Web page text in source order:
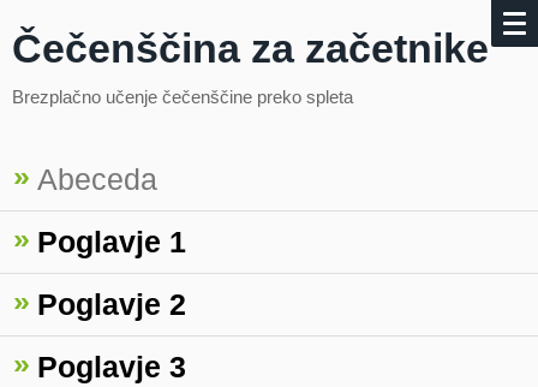
Čečenščina za začetnike
Brezplačno učenje čečenščine preko spleta
Abeceda
»
Poglavje 1
»
Poglavje 2
»
Poglavje 3
»